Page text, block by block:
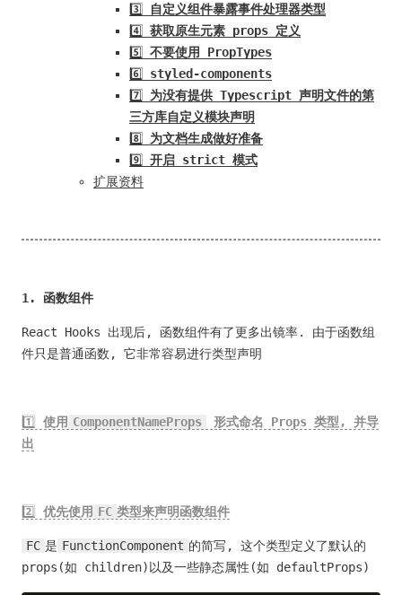
3️⃣
自定义组件暴露事件处理器类型
4️⃣ 获取原生元素 props 定义
5️⃣ 不要使用 PropTypes
6️⃣ styled-components
7️⃣ 为没有提供 Typescript 声明文件的第
三方库自定义模块声明
8️⃣ 为文档生成做好准备
9️⃣ 开启 strict 模式
扩展资料
1. 函数组件
React Hooks 出现后, 函数组件有了更多出镜率. 由于函数组
件只是普通函数, 它非常容易进行类型声明
1️⃣ 使用 ComponentNameProps
形式命名 Props 类型, 并导
出
2️⃣ 优先使用 FC 类型来声明函数组件
FC 是 FunctionComponent 的简写, 这个类型定义了默认的
props(如 children)以及一些静态属性(如 defaultProps)